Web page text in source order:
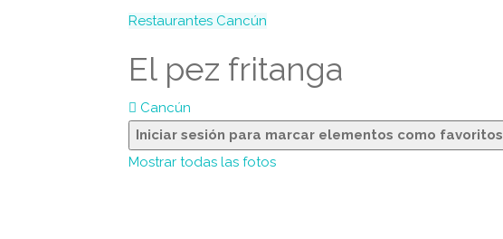
Restaurantes Cancún
El pez fritanga
Cancún
Iniciar sesión para marcar elementos como favoritos
Mostrar todas las fotos